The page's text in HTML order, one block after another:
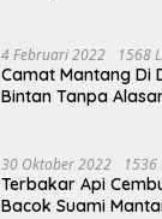
4 Februari 2022 1568
Camat Mantang Di
Bintan Tanpa
30 Oktober 2022 1536
Terbakar Api
Bacok Suami